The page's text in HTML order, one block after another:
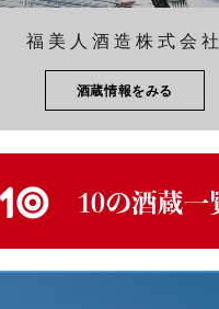
福美人酒造株式会社
酒蔵情報をみる